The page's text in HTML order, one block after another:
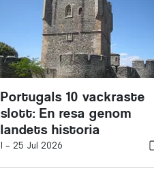
Portugals 10 vackraste
slott: En resa genom
landets historia
I - 25 Jul 2026